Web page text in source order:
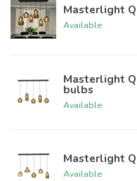
Masterlight
Available
Masterlight
bulbs
Available
Masterlight
Available